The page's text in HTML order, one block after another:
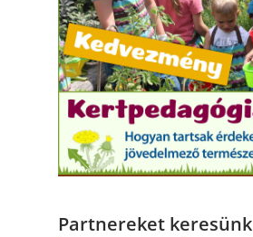
Partnereket keresünk